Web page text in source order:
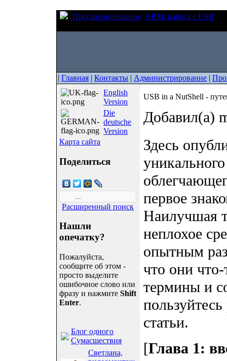
Программирование ARM: работа с USB
| Главная | Контакты | Администрирование |
English
Version
Die
deutsche
Version
Карта сайта
Поделиться
Расширенный поиск
Нашли
опечатку?
Пожалуйста,
сообщите об этом -
просто выделите
ошибочное слово или
фразу и нажмите Shift
Enter.
Блог одного
Сумасшествия
Светлана,
USB in a NutShell -
Добавил(а)
Здесь
первое
Наилучшая
неплохое
опытным
что они
термины и
статьи.
[Глава 1: